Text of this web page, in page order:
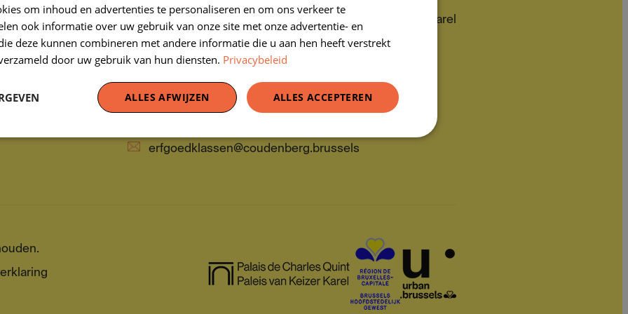
en opleidingen
vertellen
Erfgoedklassen, beheerd door de vzw Paleis van Keizer Karel
Koningsstraat 2-4, 1000 Brussel
0463.156.291 R.P.R.
Franstalige ondernemingsrechtbank Brussel
02 563 63 73
erfgoedklassen@coudenberg.brussels
om inhoud en advertenties te personaliseren en om ons verkeer te
ook informatie over uw gebruik van onze site met onze advertentie- en
deze kunnen combineren met andere informatie die u aan hen heeft verstrekt
door uw gebruik van hun diensten. Privacybeleid
ALLES ACCEPTEREN
ALLES AFWIJZEN